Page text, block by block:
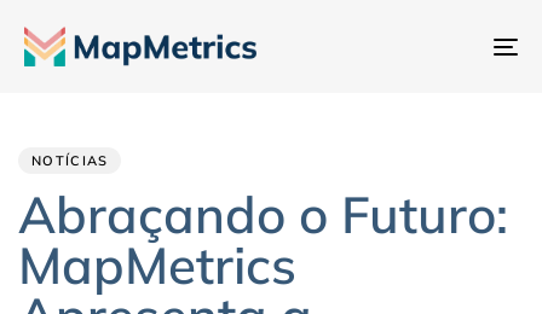
NOTÍCIAS
Abraçando o Futuro:
MapMetrics